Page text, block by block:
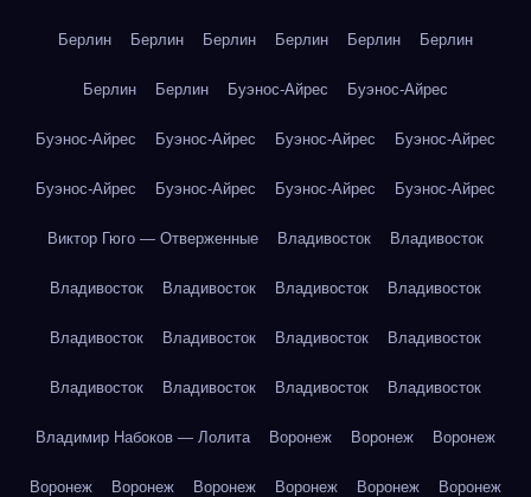
Берлин Берлин Берлин Берлин Берлин Берлин
Берлин Берлин Буэнос-Айрес Буэнос-Айрес
Буэнос-Айрес Буэнос-Айрес Буэнос-Айрес Буэнос-Айрес
Буэнос-Айрес Буэнос-Айрес Буэнос-Айрес Буэнос-Айрес
Виктор Гюго — Отверженные Владивосток Владивосток
Владивосток Владивосток Владивосток Владивосток
Владивосток Владивосток Владивосток Владивосток
Владивосток Владивосток Владивосток Владивосток
Владимир Набоков — Лолита Воронеж Воронеж Воронеж
Воронеж Воронеж Воронеж Воронеж Воронеж Воронеж